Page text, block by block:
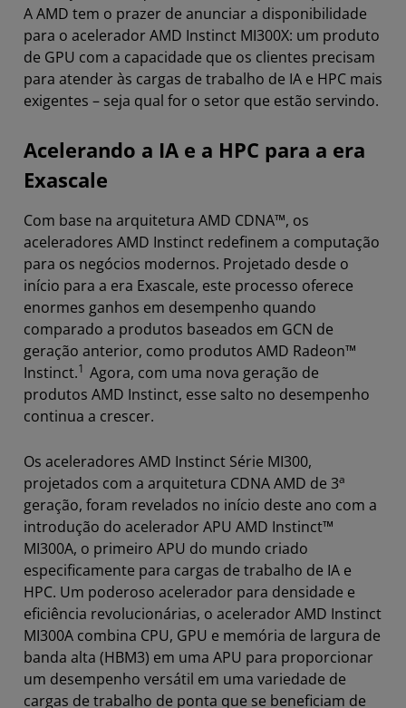
A AMD tem o prazer de anunciar a disponibilidade
para o acelerador AMD Instinct MI300X: um produto
de GPU com a capacidade que os clientes precisam
para atender às cargas de trabalho de IA e HPC mais
exigentes – seja qual for o setor que estão servindo.
Acelerando a IA e a HPC para a era
Exascale
Com base na arquitetura AMD CDNA™, os
aceleradores AMD Instinct redefinem a computação
para os negócios modernos. Projetado desde o
início para a era Exascale, este processo oferece
enormes ganhos em desempenho quando
comparado a produtos baseados em GCN de
geração anterior, como produtos AMD Radeon™
Instinct.1 Agora, com uma nova geração de
produtos AMD Instinct, esse salto no desempenho
continua a crescer.
Os aceleradores AMD Instinct Série MI300,
projetados com a arquitetura CDNA AMD de 3a
geração, foram revelados no início deste ano com a
introdução do acelerador APU AMD Instinct™
MI300A, o primeiro APU do mundo criado
especificamente para cargas de trabalho de IA e
HPC. Um poderoso acelerador para densidade e
eficiência revolucionárias, o acelerador AMD Instinct
MI300A combina CPU, GPU e memória de largura de
banda alta (HBM3) em uma APU para proporcionar
um desempenho versátil em uma variedade de
cargas de trabalho de ponta que se beneficiam de